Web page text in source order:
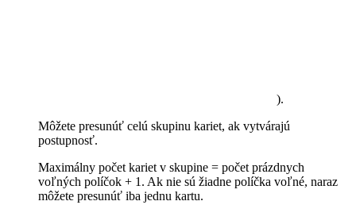
).
Môžete presunúť celú skupinu kariet, ak vytvárajú
postupnosť.
Maximálny počet kariet v skupine = počet prázdnych
voľných políčok + 1. Ak nie sú žiadne políčka voľné, naraz
môžete presunúť iba jednu kartu.